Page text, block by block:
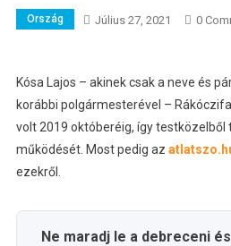
Ország Július 27, 2021 0
Kósa Lajos – akinek csak a neve és
korábbi polgármesterével –
volt 2019 októberéig, így testközelből
működését. Most pedig az
ezekről.
Ne maradj le a debreceni